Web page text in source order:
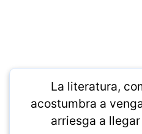
La literatura,
acostumbra a
arriesga a